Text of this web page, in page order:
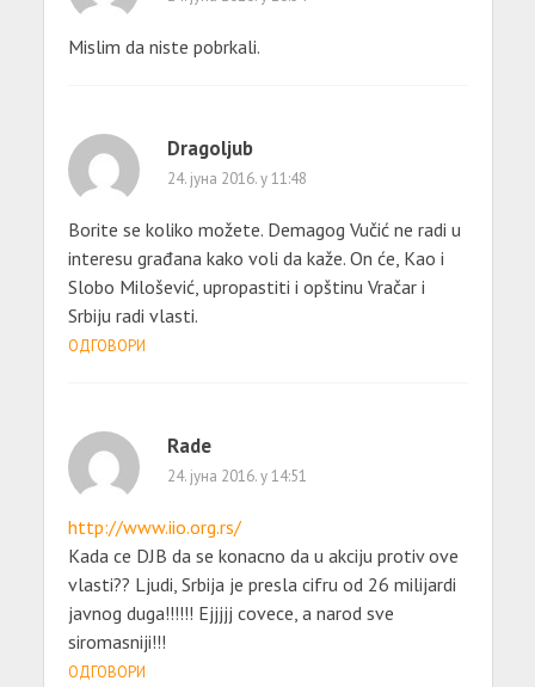
Mislim da niste pobrkali.
Dragoljub
24. јуна 2016. у 11:48
Borite se koliko možete. Demagog Vučić ne radi u
interesu građana kako voli da kaže. On će, Kao i
Slobo Milošević, upropastiti i opštinu Vračar i
Srbiju radi vlasti.
ОДГОВОРИ
Rade
24. јуна 2016. у 14:51
http://www.iio.org.rs/
Kada ce DJB da se konacno da u akciju protiv ove
vlasti?? Ljudi, Srbija je presla cifru od 26 milijardi
javnog duga!!!!!! Ejjjjj covece, a narod sve
siromasniji!!!
ОДГОВОРИ